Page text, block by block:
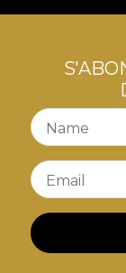
Name
Email